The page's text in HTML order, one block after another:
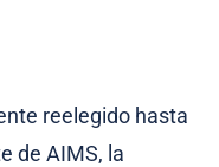
reelegido hasta
de AIMS, la